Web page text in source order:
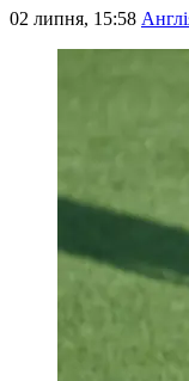
02 липня, 15:58